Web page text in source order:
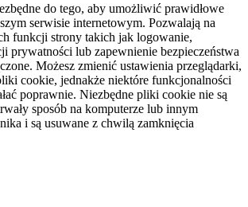
do tego, aby umożliwić prawidłowe
serwisie internetowym. Pozwalają na
funkcji strony takich jak logowanie,
prywatności lub zapewnienie bezpieczeństwa
Możesz zmienić ustawienia przeglądarki,
cookie, jednakże niektóre funkcjonalności
poprawnie. Niezbędne pliki cookie nie są
sposób na komputerze lub innym
i są usuwane z chwilą zamknięcia